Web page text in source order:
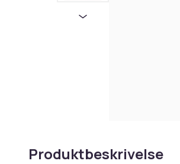
Produktbeskrivelse